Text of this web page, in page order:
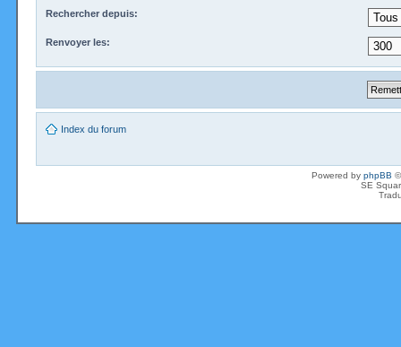
Rechercher depuis:
Renvoyer les:
Index du forum
Powered by phpBB
SE